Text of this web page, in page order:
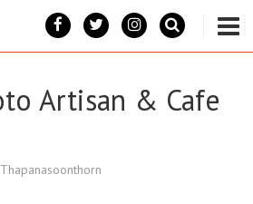
Artisan & Cafe